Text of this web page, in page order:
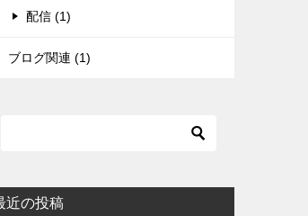
配信 (1)
ブログ関連 (1)
近の投稿